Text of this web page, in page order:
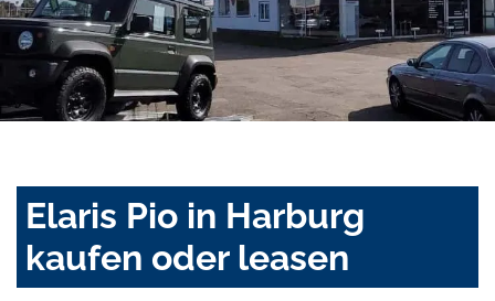
Elaris Pio in Harburg
kaufen oder leasen